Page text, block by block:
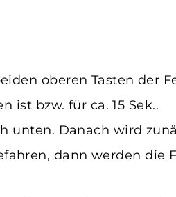
oberen Tasten der
ist bzw. für ca. 15 Sek..
unten. Danach wird
dann werden die